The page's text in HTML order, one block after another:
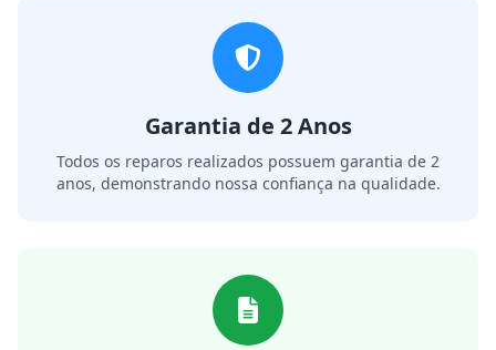
Garantia de 2 Anos
Todos os reparos realizados possuem garantia de 2
anos, demonstrando nossa confiança na qualidade.